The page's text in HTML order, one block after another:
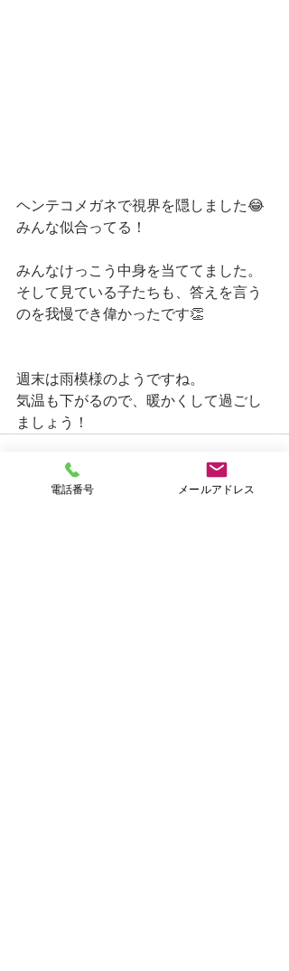
ヘンテコメガネで視界を隠しました😂
みんな似合ってる！
みんなけっこう中身を当ててました。
そして見ている子たちも、答えを言う
のを我慢でき偉かったです👏
週末は雨模様のようですね。
気温も下がるので、暖かくして過ごし
ましょう！
電話番号 メールアドレス